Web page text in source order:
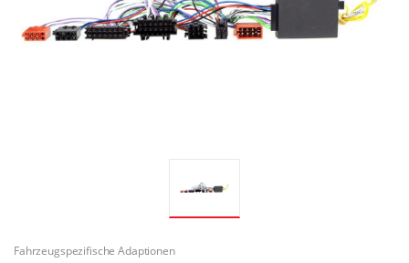
Fahrzeugspezifische Adaptionen